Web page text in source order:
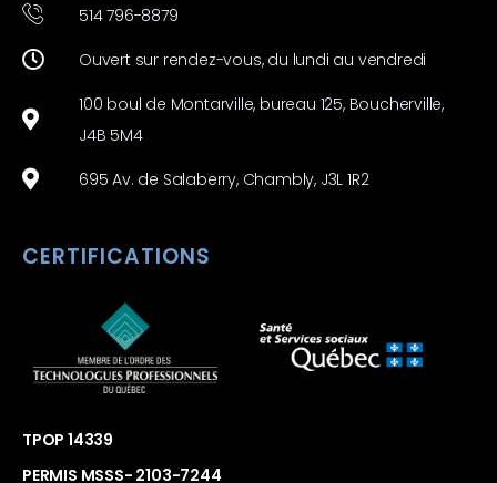
514 796-8879
Ouvert sur rendez-vous, du lundi au vendredi
100 boul de Montarville, bureau 125, Boucherville,
J4B 5M4
695 Av. de Salaberry, Chambly, J3L 1R2
CERTIFICATIONS
TPOP 14339
PERMIS MSSS- 2103-7244